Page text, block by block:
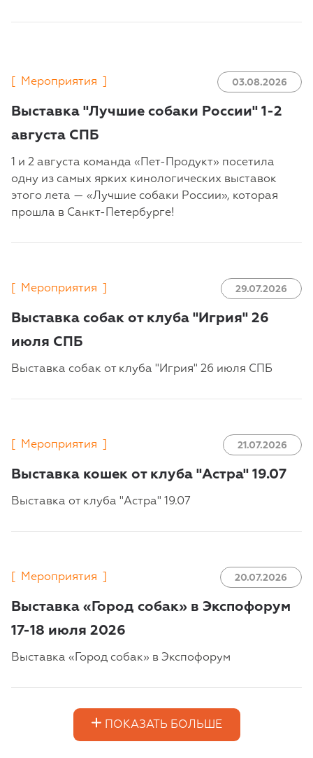
Мероприятия 03.08.2026
Выставка "Лучшие собаки России" 1-2
августа СПБ
1 и 2 августа команда «Пет-Продукт» посетила
одну из самых ярких кинологических выставок
этого лета — «Лучшие собаки России», которая
прошла в Санкт-Петербурге!
Мероприятия 29.07.2026
Выставка собак от клуба "Игрия" 26
июля СПБ
Выставка собак от клуба "Игрия" 26 июля СПБ
Мероприятия 21.07.2026
Выставка кошек от клуба "Астра" 19.07
Выставка от клуба "Астра" 19.07
Мероприятия 20.07.2026
Выставка «Город собак» в Экспофорум
17-18 июля 2026
Выставка «Город собак» в Экспофорум
ПОКАЗАТЬ БОЛЬШЕ